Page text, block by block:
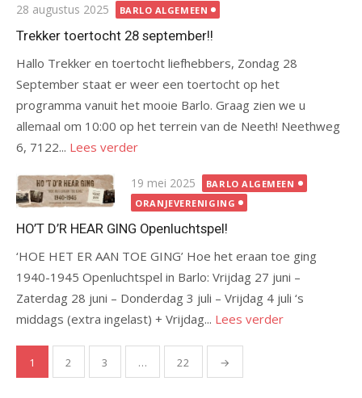
Gepubliceerd
op
28 augustus 2025 BARLO ALGEMEEN
Trekker toertocht 28 september!!
Hallo Trekker en toertocht liefhebbers, Zondag 28
September staat er weer een toertocht op het
programma vanuit het mooie Barlo. Graag zien we u
allemaal om 10:00 op het terrein van de Neeth! Neethweg
6, 7122... Lees verder
Gepubliceerd
op
19 mei 2025
BARLO ALGEMEEN
ORANJEVERENIGING
HO’T D’R HEAR GING Openluchtspel!
‘HOE HET ER AAN TOE GING’ Hoe het eraan toe ging
1940-1945 Openluchtspel in Barlo: Vrijdag 27 juni –
Zaterdag 28 juni – Donderdag 3 juli – Vrijdag 4 juli ‘s
middags (extra ingelast) + Vrijdag... Lees verder
Berichten
paginering
1 2 3 … 22 →